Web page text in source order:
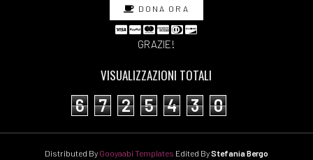
DONA ORA
GRAZIE!
VISUALIZZAZIONI TOTALI
6 7 2 5 4 3 0
Distributed By Gooyaabi Templates Edited ByStefania Bergo